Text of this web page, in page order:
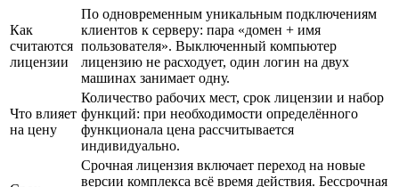
Как
считаются
лицензии
По одновременным уникальным подключениям
клиентов к серверу: пара «домен + имя
пользователя». Выключенный компьютер
лицензию не расходует, один логин на двух
машинах занимает одну.
Что влияет
на цену
Количество рабочих мест, срок лицензии и набор
функций: при необходимости определённого
функционала цена рассчитывается
индивидуально.
Срочная лицензия включает переход на новые
версии комплекса всё время действия. Бессрочная